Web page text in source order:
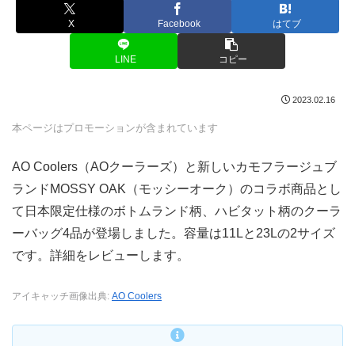
X Facebook はてブ
LINE コピー
2023.02.16
本ページはプロモーションが含まれています
AO Coolers（AOクーラーズ）と新しいカモフラージュブ
ランドMOSSY OAK（モッシーオーク）のコラボ商品とし
て日本限定仕様のボトムランド柄、ハビタット柄のクーラ
ーバッグ4品が登場しました。容量は11Lと23Lの2サイズ
です。詳細をレビューします。
アイキャッチ画像出典: AO Coolers